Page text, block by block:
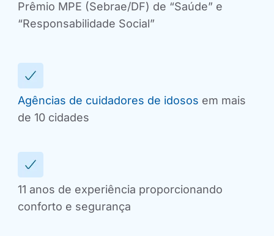
Prêmio MPE (Sebrae/DF) de “Saúde” e
“Responsabilidade Social”
Agências de cuidadores de idosos em mais
de 10 cidades
11 anos de experiência proporcionando
conforto e segurança